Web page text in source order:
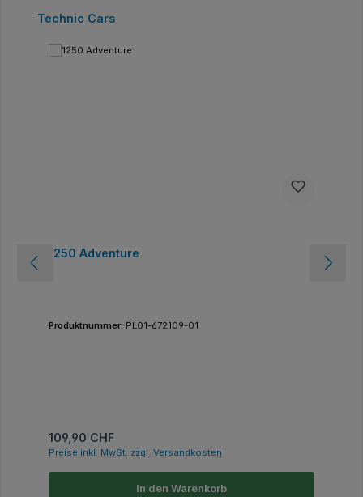
Produktgalerie überspringen
Technic Cars
1250 Adventure
Produktnummer: PL01-672109-01
Regulärer Preis:
109,90 CHF
Preise inkl. MwSt. zzgl. Versandkosten
In den Warenkorb